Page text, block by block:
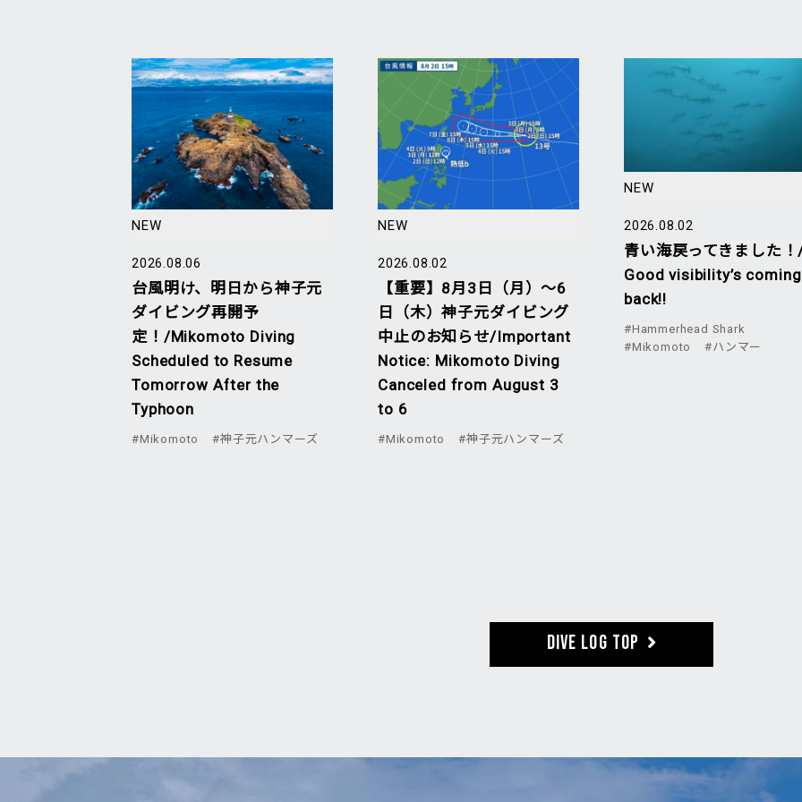
NEW
2026.08.06
台風明け、明日から神子元
ダイビング再開予
定！/Mikomoto Diving
Scheduled to Resume
Tomorrow After the
Typhoon
#Mikomoto #神子元ハンマーズ
NEW
2026.08.02
【重要】8月3日（月）～6
日（木）神子元ダイビング
中止のお知らせ/Important
Notice: Mikomoto Diving
Canceled from August 3
to 6
#Mikomoto #神子元ハンマーズ
NEW
2026.08.02
青い海戻ってきました
Good visibility’s coming
back!!
#Hammerhead Shark
#Mikomoto
#ハンマー
DIVE LOG TOP